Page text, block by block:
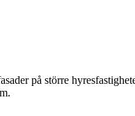
på större